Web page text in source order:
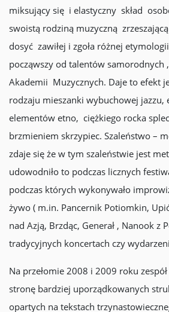
miksujący się i elastyczny skład
swoistą rodziną muzyczną
dosyć zawiłej i zgoła różnej
począwszy od talentów samorodnych
Akademii Muzycznych. Daje to efekt
rodzaju mieszanki wybuchowej jazzu,
elementów etno, ciężkiego rocka
brzmieniem skrzypiec. Szaleństwo –
zdaje się że w tym szaleństwie jest
udowodniło to podczas licznych
podczas których wykonywało
żywo ( m.in. Pancernik Potiomkin,
nad Azją, Brzdąc, Generał , Nanook z
tradycyjnych koncertach czy
Na przełomie 2008 i 2009 roku
stronę bardziej uporządkowanych
opartych na tekstach